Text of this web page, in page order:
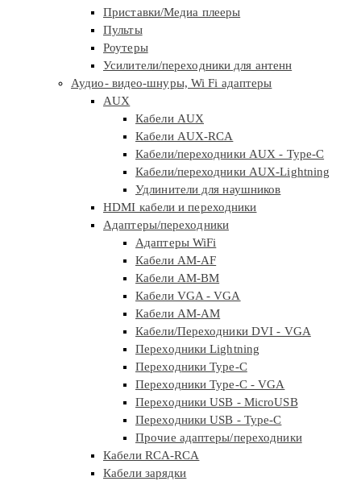
Приставки/Медиа плееры
Пульты
Роутеры
Усилители/переходники для антенн
Аудио- видео-шнуры, Wi Fi адаптеры
AUX
Кабели AUX
Кабели AUX-RCA
Кабели/переходники AUX - Type-C
Кабели/переходники AUX-Lightning
Удлинители для наушников
HDMI кабели и переходники
Адаптеры/переходники
Адаптеры WiFi
Кабели AM-AF
Кабели AM-BM
Кабели VGA - VGA
Кабели АМ-АМ
Кабели/Переходники DVI - VGA
Переходники Lightning
Переходники Type-C
Переходники Type-C - VGA
Переходники USB - MicroUSB
Переходники USB - Type-C
Прочие адаптеры/переходники
Кабели RCA-RCA
Кабели зарядки